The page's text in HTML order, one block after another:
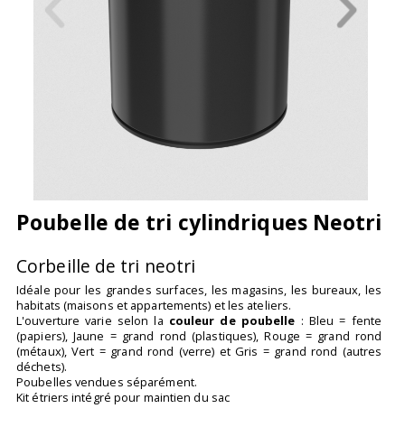
Poubelle de tri cylindriques Neotri
Corbeille de tri neotri
Idéale pour les grandes surfaces, les magasins, les bureaux, les
habitats (maisons et appartements) et les ateliers.
L'ouverture varie selon la couleur de poubelle : Bleu = fente
(papiers), Jaune = grand rond (plastiques), Rouge = grand rond
(métaux), Vert = grand rond (verre) et Gris = grand rond (autres
déchets).
Poubelles vendues séparément.
Kit étriers intégré pour maintien du sac